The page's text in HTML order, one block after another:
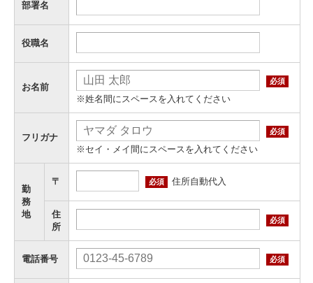
部署名
役職名
お名前
必須
※姓名間にスペースを入れてください
フリガナ
必須
※セイ・メイ間にスペースを入れてください
勤
務
地
〒 必須 住所自動代入
住
所
必須
電話番号 必須